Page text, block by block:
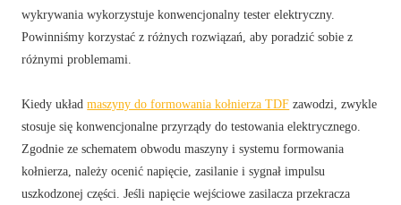
wykrywania wykorzystuje konwencjonalny tester elektryczny.
Powinniśmy korzystać z różnych rozwiązań, aby poradzić sobie z
różnymi problemami.
Kiedy układmaszyny do formowania kołnierza TDF zawodzi, zwykle
stosuje się konwencjonalne przyrządy do testowania elektrycznego.
Zgodnie ze schematem obwodu maszyny i systemu formowania
kołnierza, należy ocenić napięcie, zasilanie i sygnał impulsu
uszkodzonej części. Jeśli napięcie wejściowe zasilacza przekracza